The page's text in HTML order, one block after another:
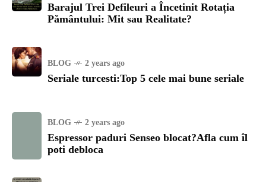
Barajul Trei Defileuri a Încetinit Rotația
Pământului: Mit sau Realitate?
BLOG 2 years ago
Seriale turcesti:Top 5 cele mai bune seriale
BLOG 2 years ago
Espressor paduri Senseo blocat?Afla cum îl
poti debloca